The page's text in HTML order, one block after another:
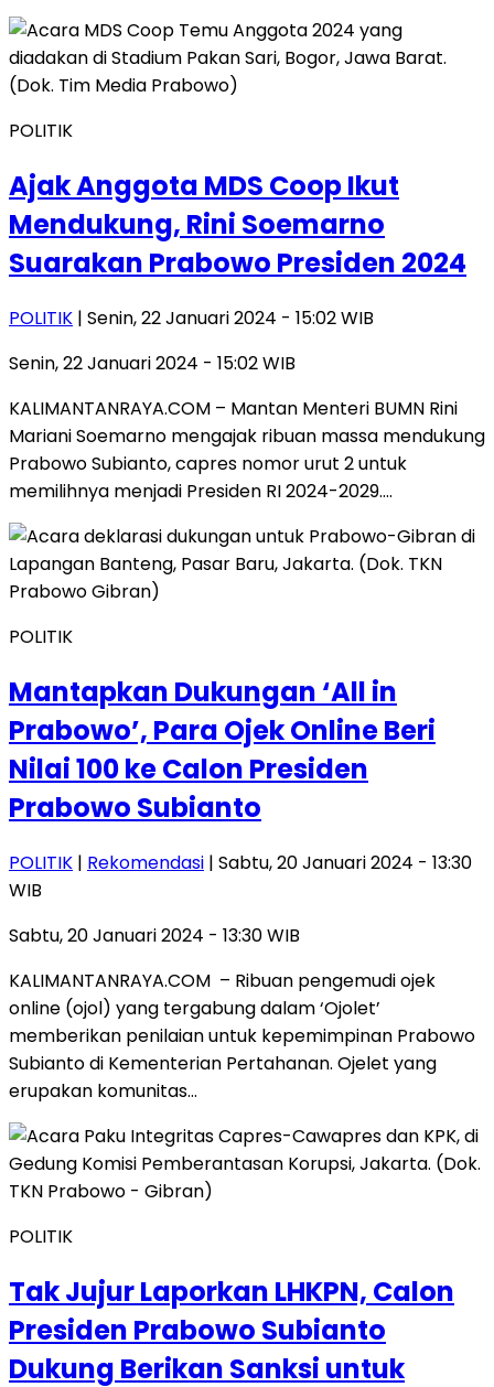
POLITIK
Ajak Anggota MDS Coop Ikut
Mendukung, Rini Soemarno
Suarakan Prabowo Presiden 2024
POLITIK | Senin, 22 Januari 2024 - 15:02 WIB
Senin, 22 Januari 2024 - 15:02 WIB
KALIMANTANRAYA.COM – Mantan Menteri BUMN Rini
Mariani Soemarno mengajak ribuan massa mendukung
Prabowo Subianto, capres nomor urut 2 untuk
memilihnya menjadi Presiden RI 2024-2029….
POLITIK
Mantapkan Dukungan ‘All in
Prabowo’, Para Ojek Online Beri
Nilai 100 ke Calon Presiden
Prabowo Subianto
POLITIK | Rekomendasi | Sabtu, 20 Januari 2024 - 13:30
WIB
Sabtu, 20 Januari 2024 - 13:30 WIB
KALIMANTANRAYA.COM – Ribuan pengemudi ojek
online (ojol) yang tergabung dalam ‘Ojolet’
memberikan penilaian untuk kepemimpinan Prabowo
Subianto di Kementerian Pertahanan. Ojelet yang
erupakan komunitas…
POLITIK
Tak Jujur Laporkan LHKPN, Calon
Presiden Prabowo Subianto
Dukung Berikan Sanksi untuk